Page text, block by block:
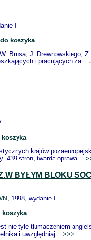
I
koszyka
Brusa, J. Drewnowskiego,
i pracujących za...
krajów
439 stron, twarda oprawa...
BYŁYM BLOKU
, 1998, wydanie I
koszyka
nie tyle tłumaczeniem
i uwzględniaj... >>>